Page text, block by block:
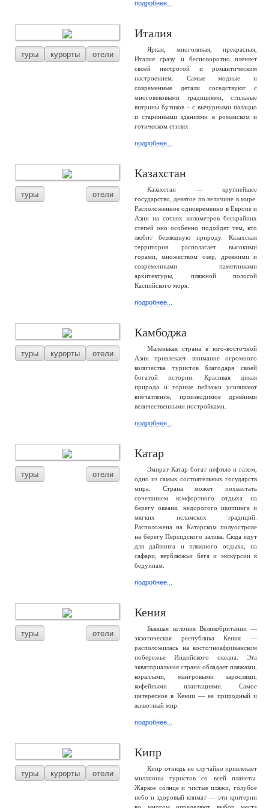
подробнее...
туры курорты отели
Италия
Яркая, многоликая, прекрасная,
Италия сразу и бесповоротно пленяет
своей пестротой и романтическим
настроением. Самые модные и
современные детали соседствуют с
многовековыми традициями, стильные
витрины бутиков – с вычурными палаццо
и старинными зданиями в романском и
готическом стилях
подробнее...
туры отели
Казахстан
Казахстан — крупнейшее
государство, девятое по величине в мире.
Расположенное одновременно в Европе и
Азии на сотнях километров бескрайних
степей оно особенно подойдет тем, кто
любит безлюдную природу. Казахская
территория располагает высокими
горами, множеством озер, древними и
современными памятниками
архитектуры, пляжной полосой
Каспийского моря.
подробнее...
туры курорты отели
Камбоджа
Маленькая страна в юго-восточной
Азии привлекает внимание огромного
количества туристов благодаря своей
богатой истории. Красивая дикая
природа и горные пейзажи усиливают
впечатление, производимое древними
величественными постройками.
подробнее...
туры отели
Катар
Эмират Катар богат нефтью и газом,
одно из самых состоятельных государств
мира. Страна может похвастать
сочетанием комфортного отдыха на
берегу океана, недорогого шоппинга и
мягких исламских традиций.
Расположена на Катарском полуострове
на берегу Персидского залива. Сюда едут
для дайвинга и пляжного отдыха, на
сафари, верблюжьи бега и экскурсии к
бедуинам.
подробнее...
туры отели
Кения
Бывшая колония Великобритании —
экзотическая республика Кения —
расположилась на восточноафриканском
побережье Индийского океана. Эта
экваториальная страна обладает пляжами,
кораллами, мангровыми зарослями,
кофейными плантациями. Самое
интересное в Кении — ее природный и
животный мир.
подробнее...
туры курорты отели
Кипр
Кипр отнюдь не случайно привлекает
миллионы туристов со всей планеты.
Жаркое солнце и чистые пляжи, голубое
небо и здоровый климат — эти критерии